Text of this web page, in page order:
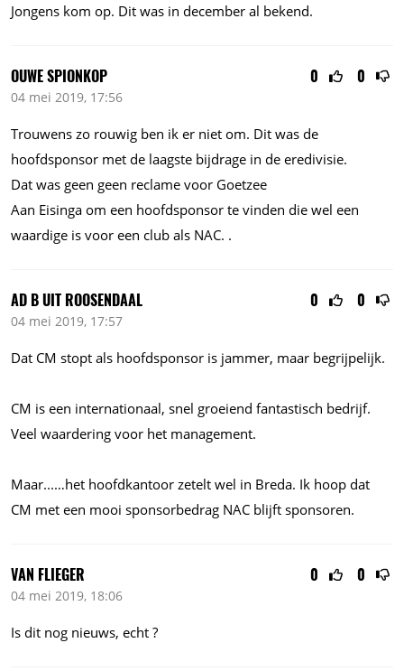
Jongens kom op. Dit was in december al bekend.
0 0
OUWE SPIONKOP
04 mei 2019, 17:56
Trouwens zo rouwig ben ik er niet om. Dit was de
hoofdsponsor met de laagste bijdrage in de eredivisie.
Dat was geen geen reclame voor Goetzee
Aan Eisinga om een hoofdsponsor te vinden die wel een
waardige is voor een club als NAC. .
0 0
AD B UIT ROOSENDAAL
04 mei 2019, 17:57
Dat CM stopt als hoofdsponsor is jammer, maar begrijpelijk.
CM is een internationaal, snel groeiend fantastisch bedrijf.
Veel waardering voor het management.
Maar...…het hoofdkantoor zetelt wel in Breda. Ik hoop dat
CM met een mooi sponsorbedrag NAC blijft sponsoren.
0 0
VAN FLIEGER
04 mei 2019, 18:06
Is dit nog nieuws, echt ?